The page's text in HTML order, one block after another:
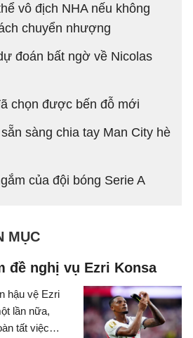
vô địch NHA nếu không
chuyển nhượng
đoán bất ngờ về Nicolas
chọn được bến đỗ mới
sàng chia tay Man City hè
của đội bóng Serie A
MỤC
đề nghị vụ Ezri Konsa
hậu vệ Ezri
lần nữa,
tất việc